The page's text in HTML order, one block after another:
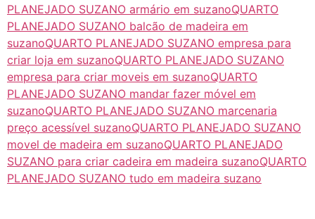
PLANEJADO SUZANO armário em suzanoQUARTO
PLANEJADO SUZANO balcão de madeira em
suzanoQUARTO PLANEJADO SUZANO empresa para
criar loja em suzanoQUARTO PLANEJADO SUZANO
empresa para criar moveis em suzanoQUARTO
PLANEJADO SUZANO mandar fazer móvel em
suzanoQUARTO PLANEJADO SUZANO marcenaria
preço acessível suzanoQUARTO PLANEJADO SUZANO
movel de madeira em suzanoQUARTO PLANEJADO
SUZANO para criar cadeira em madeira suzanoQUARTO
PLANEJADO SUZANO tudo em madeira suzano